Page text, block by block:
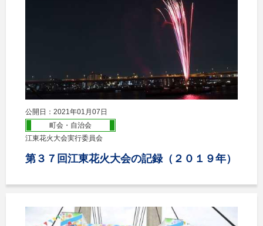
公開日：2021年01月07日
町会・自治会
江東花火大会実行委員会
第３７回江東花火大会の記録（２０１９年）